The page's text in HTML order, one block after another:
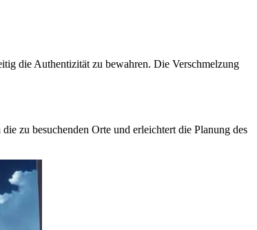
die Authentizität zu bewahren. Die Verschmelzung
zu besuchenden Orte und erleichtert die Planung des